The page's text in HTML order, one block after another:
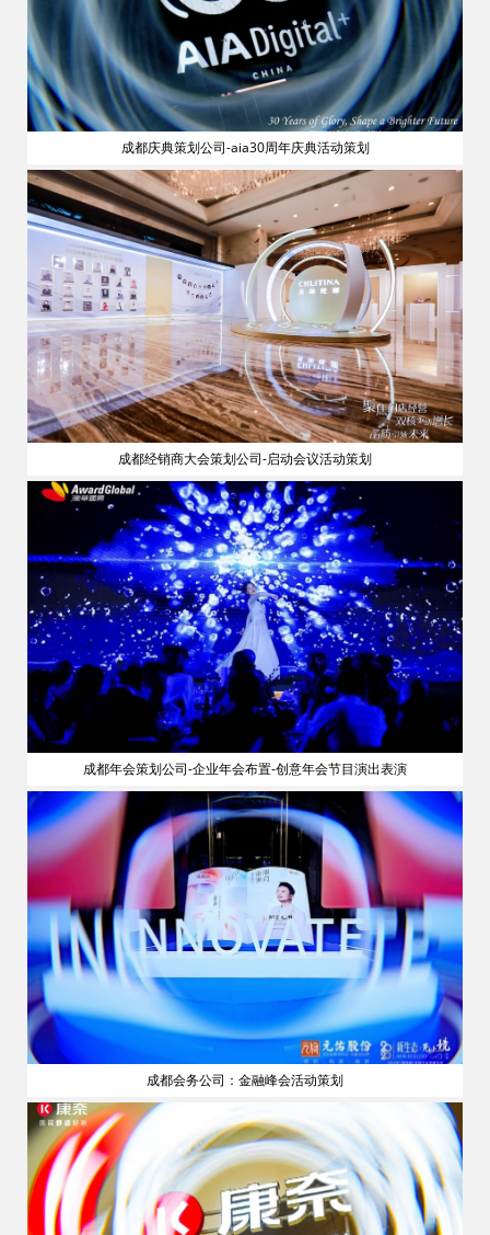
成都庆典策划公司-aia30周年庆典活动策划
成都经销商大会策划公司-启动会议活动策划
成都年会策划公司-企业年会布置-创意年会节目演出表演
成都会务公司：金融峰会活动策划